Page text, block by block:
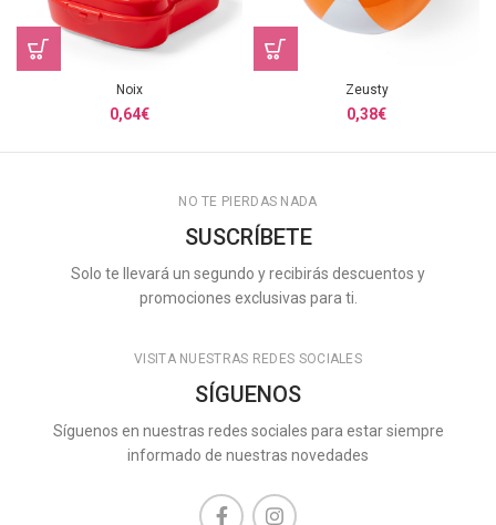
Noix
0,64€
Zeusty
0,38€
NO TE PIERDAS NADA
SUSCRÍBETE
Solo te llevará un segundo y recibirás descuentos y
promociones exclusivas para ti.
VISITA NUESTRAS REDES SOCIALES
SÍGUENOS
Síguenos en nuestras redes sociales para estar siempre
informado de nuestras novedades